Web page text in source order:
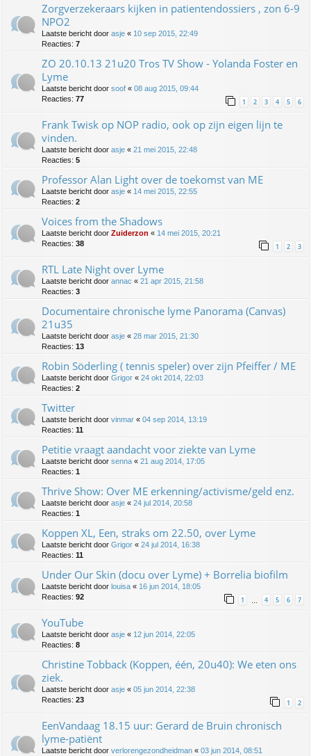
Zorgverzekeraars kijken in patientendossiers , zon 6-9
NPO2
Laatste bericht door asje « 10 sep 2015, 22:49
Reacties: 7
ZO 20.10.13 21u20 Tros TV Show - Yolanda Foster en
Lyme
Laatste bericht door soof « 08 aug 2015, 09:44
Reacties: 77 1 2 3 4 5 6
Frank Twisk op NOP radio, ook op zijn eigen lijn te
vinden.
Laatste bericht door asje « 21 mei 2015, 22:48
Reacties: 5
Professor Alan Light over de toekomst van ME
Laatste bericht door asje « 14 mei 2015, 22:55
Reacties: 2
Voices from the Shadows
Laatste bericht door Zuiderzon « 14 mei 2015, 20:21
Reacties: 38 1 2 3
RTL Late Night over Lyme
Laatste bericht door annac « 21 apr 2015, 21:58
Reacties: 3
Documentaire chronische lyme Panorama (Canvas)
21u35
Laatste bericht door asje « 28 mar 2015, 21:30
Reacties: 13
Robin Söderling ( tennis speler) over zijn Pfeiffer / ME
Laatste bericht door Grigor « 24 okt 2014, 22:03
Reacties: 2
Twitter
Laatste bericht door vinmar « 04 sep 2014, 13:19
Reacties: 11
Petitie vraagt aandacht voor ziekte van Lyme
Laatste bericht door senna « 21 aug 2014, 17:05
Reacties: 1
Thrive Show: Over ME erkenning/activisme/geld enz.
Laatste bericht door asje « 24 jul 2014, 20:58
Reacties: 1
Koppen XL, Een, straks om 22.50, over Lyme
Laatste bericht door Grigor « 24 jul 2014, 16:38
Reacties: 11
Under Our Skin (docu over Lyme) + Borrelia biofilm
Laatste bericht door louisa « 16 jun 2014, 18:05
Reacties: 92 1 … 4 5 6 7
YouTube
Laatste bericht door asje « 12 jun 2014, 22:05
Reacties: 8
Christine Tobback (Koppen, één, 20u40): We eten ons
ziek.
Laatste bericht door asje « 05 jun 2014, 22:38
Reacties: 23 1 2
EenVandaag 18.15 uur: Gerard de Bruin chronisch
lyme-patiënt
Laatste bericht door verlorengezondheidman « 03 jun 2014, 08:51